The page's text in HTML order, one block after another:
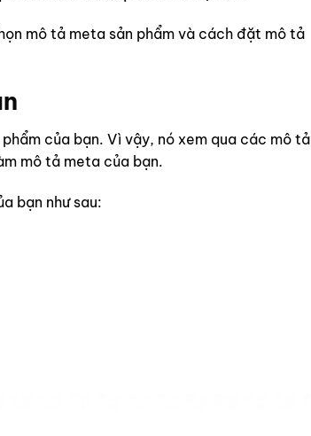
mô tả meta sản phẩm và cách đặt mô tả
của bạn. Vì vậy, nó xem qua các mô tả
mô tả meta của bạn.
bạn như sau: